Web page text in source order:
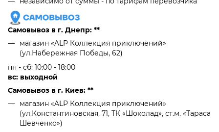
Самовывоз в г. Днепр: **
магазин «ALP Коллекция приключений»
(ул.Набережная Победы, 62)
пн - сб: 10:00 - 18:00
вс: выходной
Самовывоз в г. Киев: **
магазин «ALP Коллекция приключений»
(ул.Константиновская, 71, ТК «Шоколад», ст.м. «Тараса
Шевченко»)